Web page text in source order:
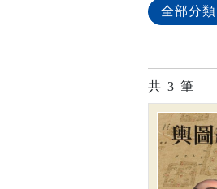
全部分類
共 3 筆